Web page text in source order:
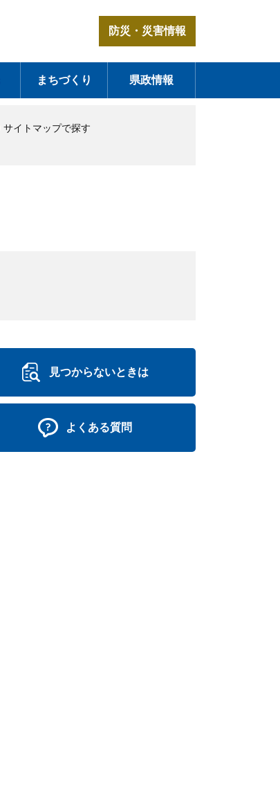
防災・災害情報
まちづくり 県政情報
サイトマップで探す
見つからないときは
よくある質問